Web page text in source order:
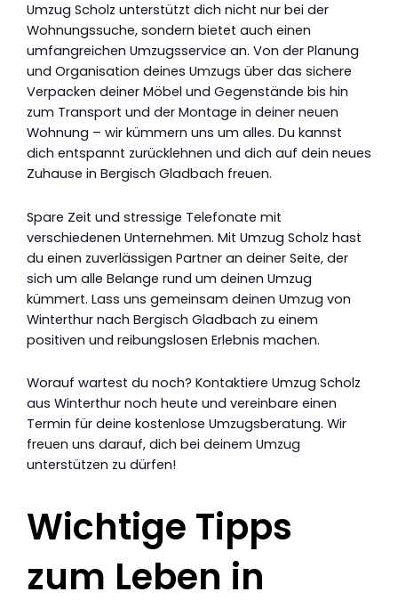
Umzug Scholz unterstützt dich nicht nur bei der
Wohnungssuche, sondern bietet auch einen
umfangreichen Umzugsservice an. Von der Planung
und Organisation deines Umzugs über das sichere
Verpacken deiner Möbel und Gegenstände bis hin
zum Transport und der Montage in deiner neuen
Wohnung – wir kümmern uns um alles. Du kannst
dich entspannt zurücklehnen und dich auf dein neues
Zuhause in Bergisch Gladbach freuen.
Spare Zeit und stressige Telefonate mit
verschiedenen Unternehmen. Mit Umzug Scholz hast
du einen zuverlässigen Partner an deiner Seite, der
sich um alle Belange rund um deinen Umzug
kümmert. Lass uns gemeinsam deinen Umzug von
Winterthur nach Bergisch Gladbach zu einem
positiven und reibungslosen Erlebnis machen.
Worauf wartest du noch? Kontaktiere Umzug Scholz
aus Winterthur noch heute und vereinbare einen
Termin für deine kostenlose Umzugsberatung. Wir
freuen uns darauf, dich bei deinem Umzug
unterstützen zu dürfen!
Wichtige Tipps
zum Leben in